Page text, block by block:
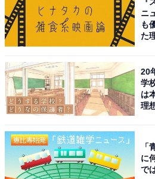
占い師＆イラストレータ
ニ
も
た
20
学
は
理
に
で